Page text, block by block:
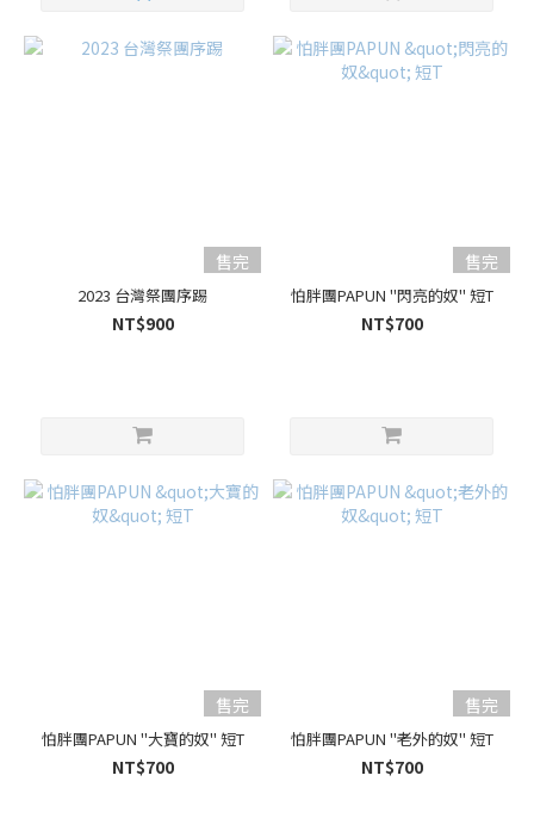
售完
2023 台灣祭團序踢
NT$900
售完
怕胖團PAPUN "閃亮的奴" 短T
NT$700
售完
怕胖團PAPUN "大寶的奴" 短T
NT$700
售完
怕胖團PAPUN "老外的奴" 短T
NT$700